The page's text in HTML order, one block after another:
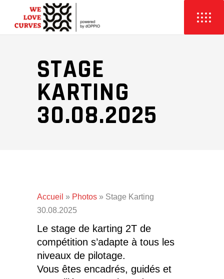
STAGE
KARTING
30.08.2025
Accueil » Photos » Stage Karting
30.08.2025
Le stage de karting 2T de
compétition s’adapte à tous les
niveaux de pilotage.
Vous êtes encadrés, guidés et